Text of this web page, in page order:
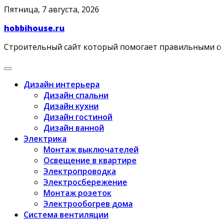
Skip
content
Пятница, 7 августа, 2026
hobbihouse.ru
Строительный сайт который помогает правильными
Дизайн интерьера
Дизайн спальни
Дизайн кухни
Дизайн гостиной
Дизайн ванной
Электрика
Монтаж выключателей
Освещение в квартире
Электропроводка
Электросбережение
Монтаж розеток
Электрообогрев дома
Система вентиляции